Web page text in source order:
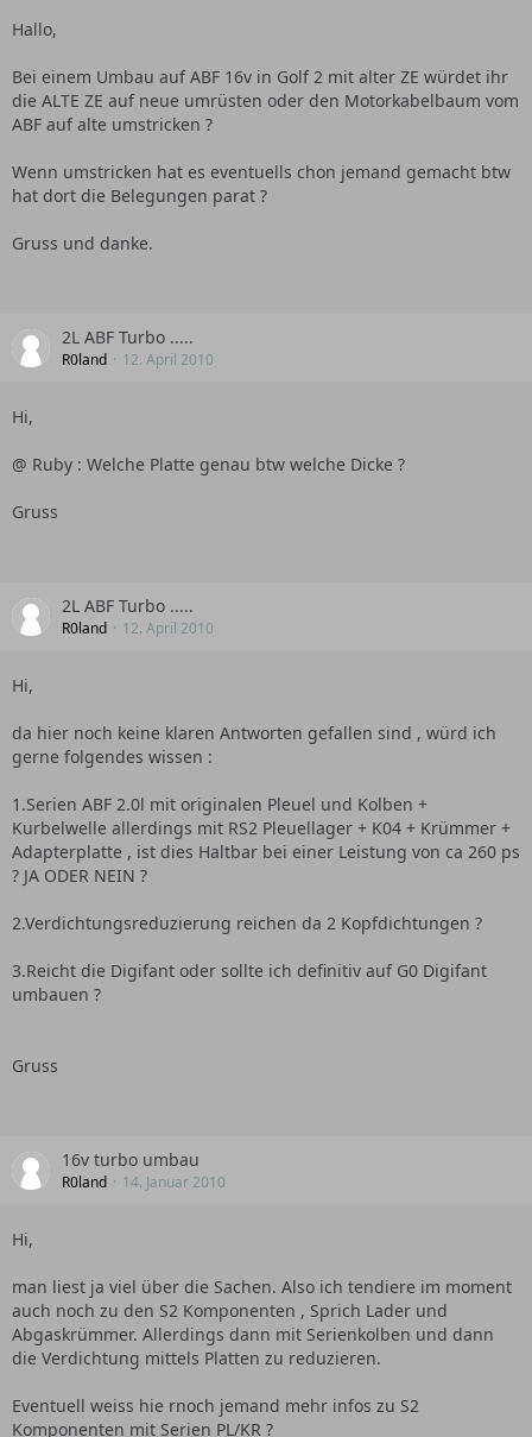
Hallo,
Bei einem Umbau auf ABF 16v in Golf 2 mit alter ZE würdet ihr
die ALTE ZE auf neue umrüsten oder den Motorkabelbaum vom
ABF auf alte umstricken ?
Wenn umstricken hat es eventuells chon jemand gemacht btw
hat dort die Belegungen parat ?
Gruss und danke.
2L ABF Turbo .....
R0land 12. April 2010
Hi,
@ Ruby : Welche Platte genau btw welche Dicke ?
Gruss
2L ABF Turbo .....
R0land 12. April 2010
Hi,
da hier noch keine klaren Antworten gefallen sind , würd ich
gerne folgendes wissen :
1.Serien ABF 2.0l mit originalen Pleuel und Kolben +
Kurbelwelle allerdings mit RS2 Pleuellager + K04 + Krümmer +
Adapterplatte , ist dies Haltbar bei einer Leistung von ca 260 ps
? JA ODER NEIN ?
2.Verdichtungsreduzierung reichen da 2 Kopfdichtungen ?
3.Reicht die Digifant oder sollte ich definitiv auf G0 Digifant
umbauen ?
Gruss
16v turbo umbau
R0land 14. Januar 2010
Hi,
man liest ja viel über die Sachen. Also ich tendiere im moment
auch noch zu den S2 Komponenten , Sprich Lader und
Abgaskrümmer. Allerdings dann mit Serienkolben und dann
die Verdichtung mittels Platten zu reduzieren.
Eventuell weiss hie rnoch jemand mehr infos zu S2
Komponenten mit Serien PL/KR ?